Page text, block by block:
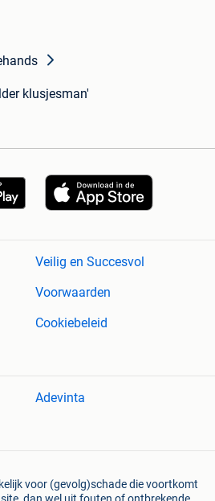
klusjesman'
Veilig en Succesvol
Voorwaarden
Cookiebeleid
Adevinta
voor (gevolg)schade die voortkomt